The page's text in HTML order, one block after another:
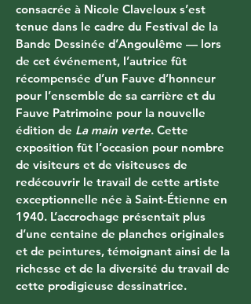
consacrée à Nicole Claveloux s’est
tenue dans le cadre du Festival de la
Bande Dessinée d’Angoulême — lors
de cet événement, l’autrice fût
récompensée d’un Fauve d’honneur
pour l’ensemble de sa carrière et du
Fauve Patrimoine pour la nouvelle
édition de La main verte. Cette
exposition fût l’occasion pour nombre
de visiteurs et de visiteuses de
redécouvrir le travail de cette artiste
exceptionnelle née à Saint-Étienne en
1940. L’accrochage présentait plus
d’une centaine de planches originales
et de peintures, témoignant ainsi de la
richesse et de la diversité du travail de
cette prodigieuse dessinatrice.